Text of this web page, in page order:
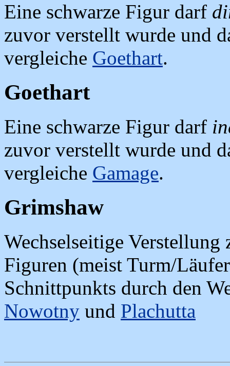
Eine schwarze Figur darf
zuvor verstellt wurde und
vergleiche Goethart.
Goethart
Eine schwarze Figur darf
zuvor verstellt wurde und
vergleiche Gamage.
Grimshaw
Wechselseitige
Figuren (meist Turm/
Schnittpunkts durch den
Nowotny und Plachutta